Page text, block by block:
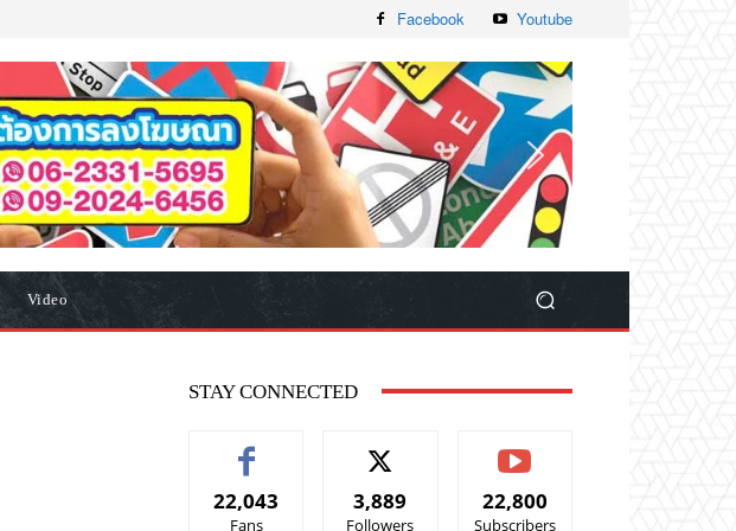
Facebook Youtube
Video
STAY CONNECTED
22,043
Fans
3,889
Followers
22,800
Subscribers